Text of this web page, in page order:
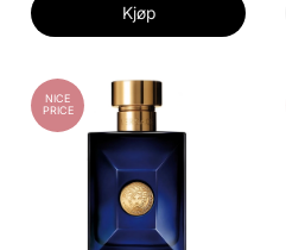
Kjøp
NICE
PRICE